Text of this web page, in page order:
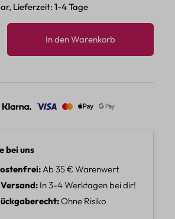
Lieferzeit: 1-4 Tage
Gib den gewünschten
In den Warenkorb
bei uns
Ab 35 € Warenwert
In 3-4 Werktagen bei dir!
Ohne Risiko